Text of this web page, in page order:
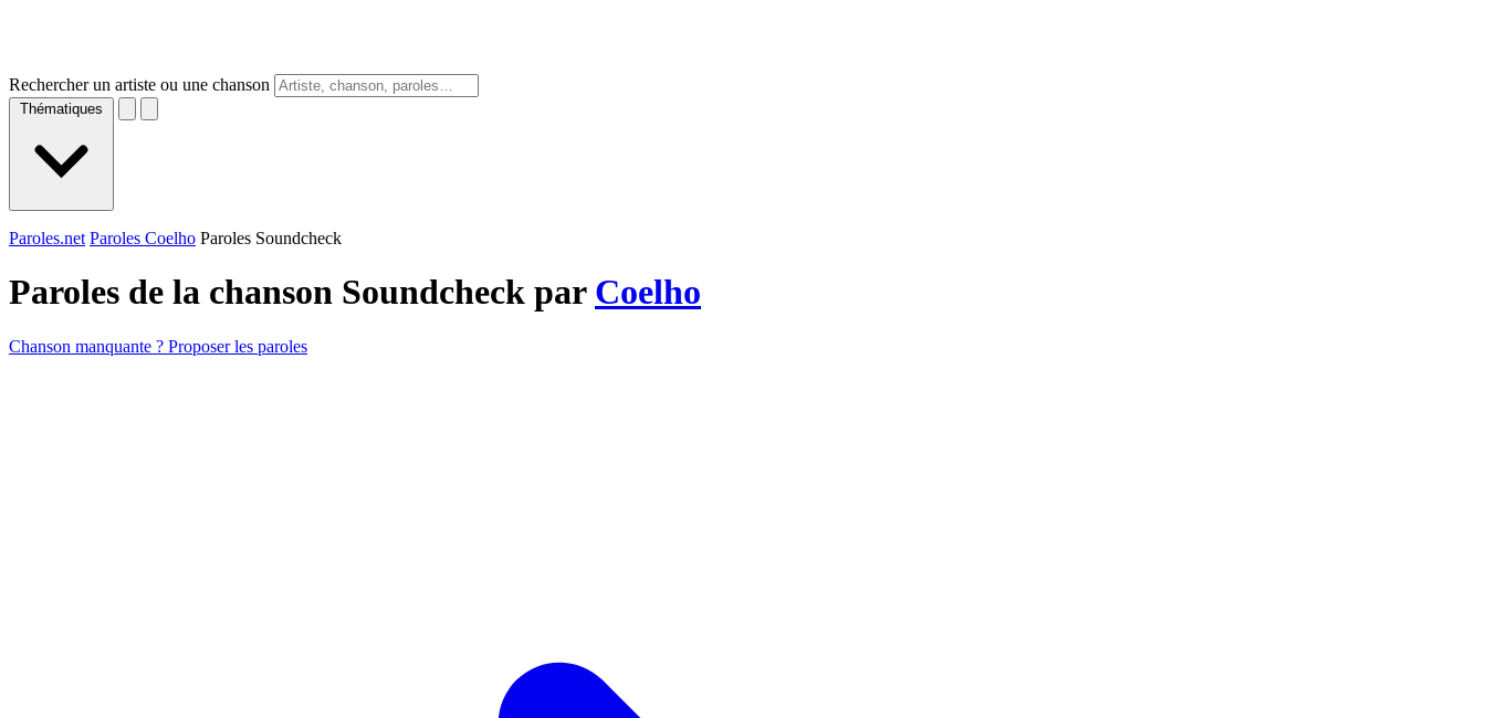
Rechercher un artiste ou une chanson
Thématiques
Paroles.net Paroles Coelho Paroles Soundcheck
Paroles de la chanson Soundcheck par Coelho
Chanson manquante ? Proposer les paroles